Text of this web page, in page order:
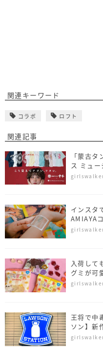
関連キーワード
コラボ ロフト
関連記事
「蒙古
ス ミュ
girlswalker
インスタ
AMIAYA
girlswalker
入荷して
グミが可
girlswalker
王将で中
ソン】新
girlswalker